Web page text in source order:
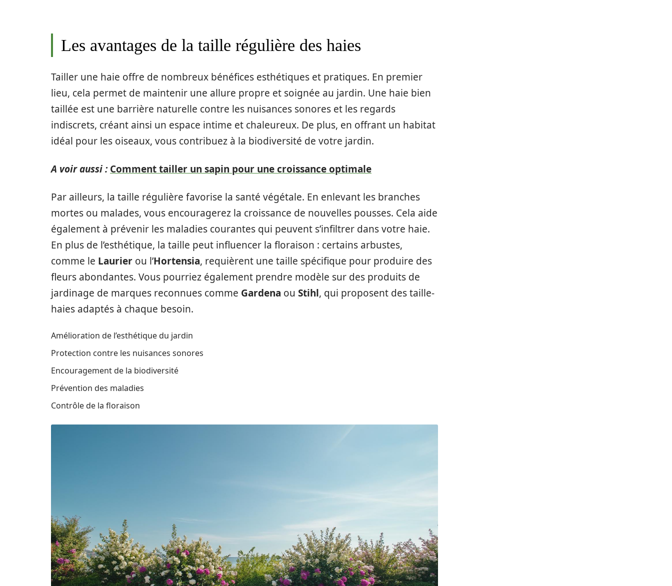
Les avantages de la taille régulière des haies
Tailler une haie offre de nombreux bénéfices esthétiques et pratiques. En premier
lieu, cela permet de maintenir une allure propre et soignée au jardin. Une haie bien
taillée est une barrière naturelle contre les nuisances sonores et les regards
indiscrets, créant ainsi un espace intime et chaleureux. De plus, en offrant un habitat
idéal pour les oiseaux, vous contribuez à la biodiversité de votre jardin.
A voir aussi : Comment tailler un sapin pour une croissance optimale
Par ailleurs, la taille régulière favorise la santé végétale. En enlevant les branches
mortes ou malades, vous encouragerez la croissance de nouvelles pousses. Cela aide
également à prévenir les maladies courantes qui peuvent s’infiltrer dans votre haie.
En plus de l’esthétique, la taille peut influencer la floraison : certains arbustes,
comme le Laurier ou l’Hortensia, requièrent une taille spécifique pour produire des
fleurs abondantes. Vous pourriez également prendre modèle sur des produits de
jardinage de marques reconnues comme Gardena ou Stihl, qui proposent des taille-
haies adaptés à chaque besoin.
Amélioration de l’esthétique du jardin
Protection contre les nuisances sonores
Encouragement de la biodiversité
Prévention des maladies
Contrôle de la floraison